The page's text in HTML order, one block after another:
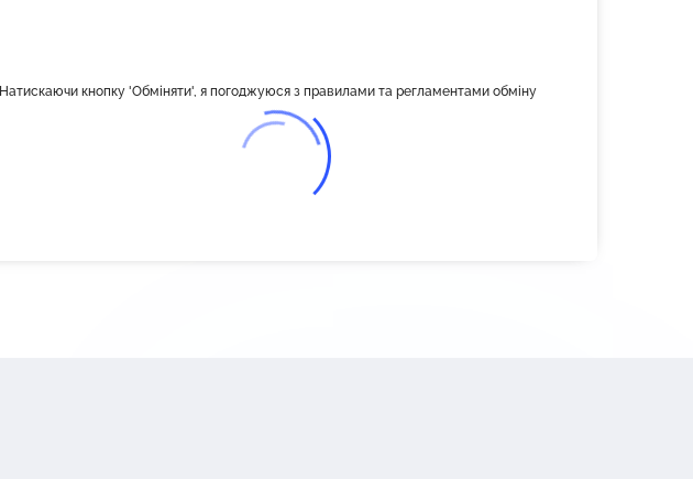
Натискаючи кнопку 'Обміняти', я погоджуюся з правилами та регламентами обміну